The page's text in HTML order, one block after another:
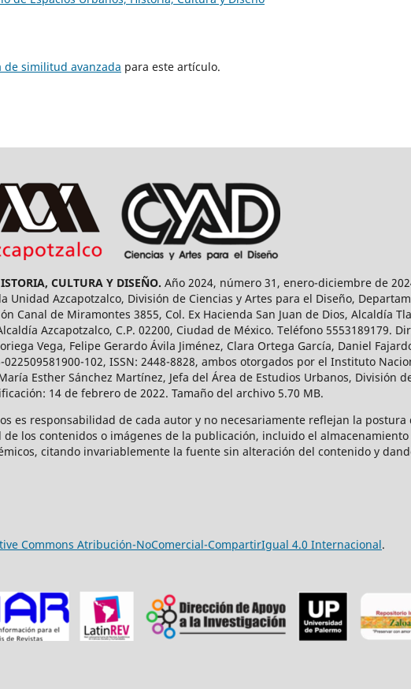
similitud avanzada para este artículo.
CULTURA Y DISEÑO. Año 2024, número 31, enero-diciembre de
Unidad Azcapotzalco, División de Ciencias y Artes para el Diseño,
Canal de Miramontes 3855, Col. Ex Hacienda San Juan de Dios, Alcaldía
Azcapotzalco, C.P. 02200, Ciudad de México. Teléfono 5553189179.
Vega, Felipe Gerardo Ávila Jiménez, Clara Ortega García, Daniel
102, ISSN: 2448-8828, ambos otorgados por el Instituto
Esther Sánchez Martínez, Jefa del Área de Estudios Urbanos, División
14 de febrero de 2022. Tamaño del archivo 5.70 MB.
es responsabilidad de cada autor y no necesariamente reflejan la
los contenidos o imágenes de la publicación, incluido el
citando invariablemente la fuente sin alteración del contenido y
Commons Atribución-NoComercial-CompartirIgual 4.0 Internacional.